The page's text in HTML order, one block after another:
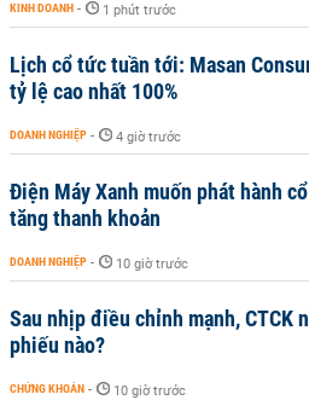
KINH DOANH - 1 phút trước
Lịch cổ tức tuần tới: Masan
tỷ lệ cao nhất 100%
DOANH NGHIỆP - 4 giờ trước
Điện Máy Xanh muốn phát hành
tăng thanh khoản
DOANH NGHIỆP - 10 giờ trước
Sau nhịp điều chỉnh mạnh, CTCK
phiếu nào?
CHỨNG KHOÁN - 10 giờ trước